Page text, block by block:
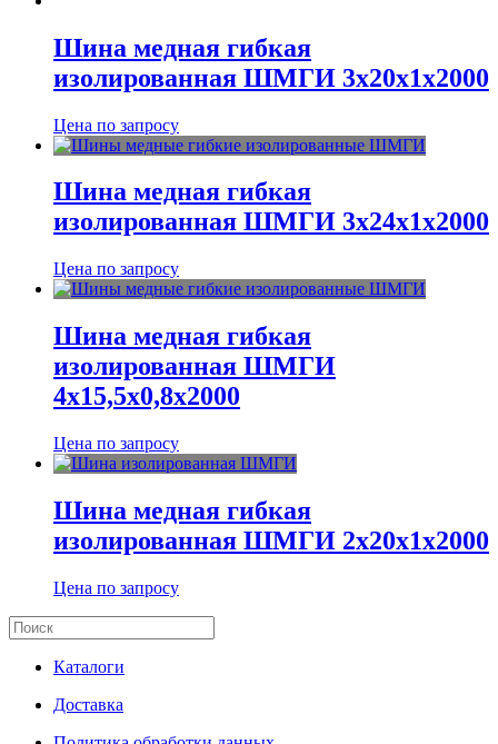
Шина медная гибкая
изолированная ШМГИ 3х20х1х2000
Цена по запросу
Шина медная гибкая
изолированная ШМГИ 3х24х1х2000
Цена по запросу
Шина медная гибкая
изолированная ШМГИ
4х15,5х0,8х2000
Цена по запросу
Шина медная гибкая
изолированная ШМГИ 2х20х1х2000
Цена по запросу
Каталоги
Доставка